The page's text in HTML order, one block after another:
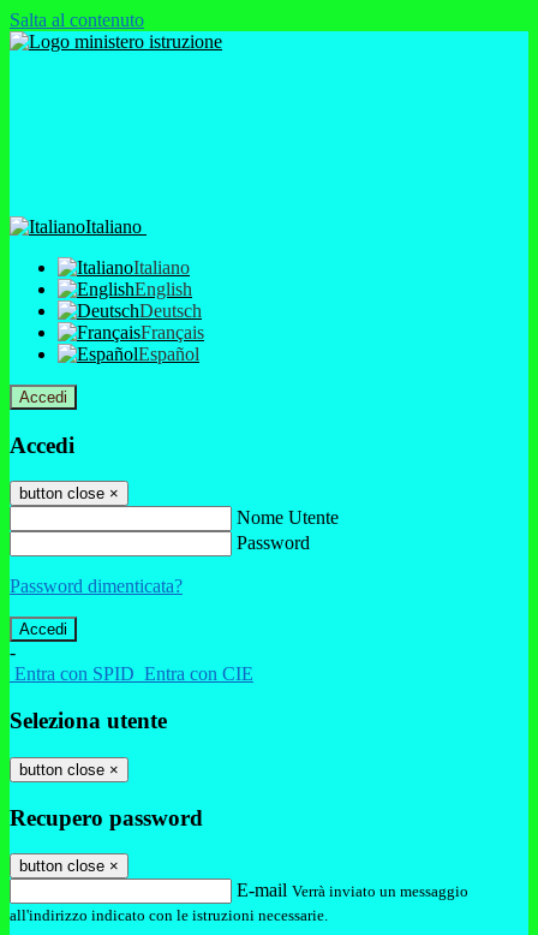
Salta al contenuto
Italiano
Italiano
English
Deutsch
Français
Español
Accedi
Accedi
button close ×
Nome Utente
Password
Password dimenticata?
-
Entra con SPID Entra con CIE
Seleziona utente
button close ×
Recupero password
button close ×
E-mail Verrà inviato un messaggio
all'indirizzo indicato con le istruzioni necessarie.